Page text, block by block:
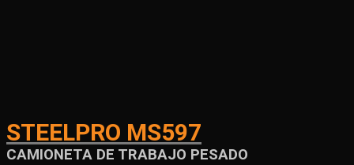
STEELPRO MS597
CAMIONETA DE TRABAJO PESADO